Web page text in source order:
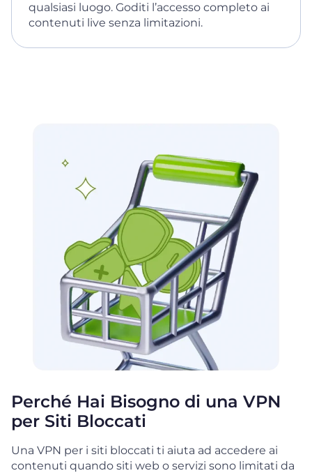
qualsiasi luogo. Goditi l’accesso completo ai
contenuti live senza limitazioni.
Perché Hai Bisogno di una VPN
per Siti Bloccati
Una VPN per i siti bloccati ti aiuta ad accedere ai
contenuti quando siti web o servizi sono limitati da